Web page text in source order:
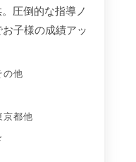
圧倒的な指導ノ
子様の成績アッ
の他
京都他